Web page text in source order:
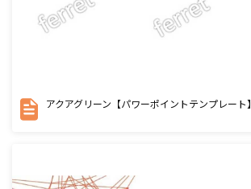
アクアグリーン【パワーポイントテンプレート】